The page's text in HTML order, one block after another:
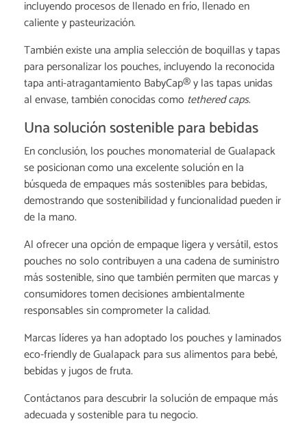
incluyendo procesos de llenado en frío, llenado en
caliente y pasteurización.
También existe una amplia selección de boquillas y tapas
para personalizar los pouches, incluyendo la reconocida
tapa anti-atragantamiento BabyCap® y las tapas unidas
al envase, también conocidas como tethered caps.
Una solución sostenible para bebidas
En conclusión, los pouches monomaterial de Gualapack
se posicionan como una excelente solución en la
búsqueda de empaques más sostenibles para bebidas,
demostrando que sostenibilidad y funcionalidad pueden ir
de la mano.
Al ofrecer una opción de empaque ligera y versátil, estos
pouches no solo contribuyen a una cadena de suministro
más sostenible, sino que también permiten que marcas y
consumidores tomen decisiones ambientalmente
responsables sin comprometer la calidad.
Marcas líderes ya han adoptado los pouches y laminados
eco-friendly de Gualapack para sus alimentos para bebé,
bebidas y jugos de fruta.
Contáctanos para descubrir la solución de empaque más
adecuada y sostenible para tu negocio.